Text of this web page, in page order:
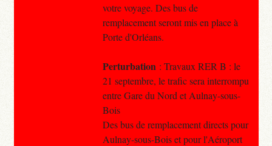
votre voyage. Des bus de
remplacement seront mis en place à
Porte d'Orléans.
Perturbation : Travaux RER B : le
21 septembre, le trafic sera interrompu
entre Gare du Nord et Aulnay-sous-
Bois
Des bus de remplacement directs pour
Aulnay-sous-Bois et pour l'Aéroport